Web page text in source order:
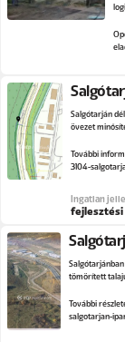
Salgótarján
övezet
További
3104-
Ingatlan
tömörített
További
salgotarjan-